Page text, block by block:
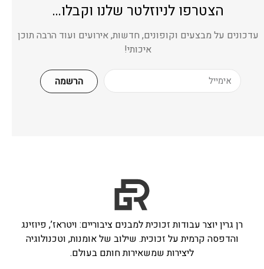
הצטרפו לניוזלטר שלנו וקבלו…
עדכונים על מבצעים וקופונים, חדשות, אירועים ועוד הרבה תוכן
איכותי!
הרשמה
רן גרין יוצר עבודות זכוכית למבנים ציבוריים: ויטראז’, פיוזינג
והדפסה קרמית על זכוכית. שילוב של אומנות, וטכנולוגיה
ליצירות שמשאירות חותם בעולם.